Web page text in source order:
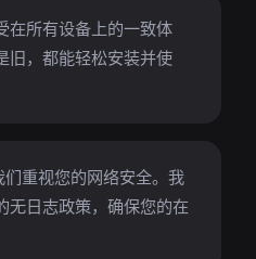
在所有设备上的一致体
旧，都能轻松安装并使
重视您的网络安全。我
无日志政策，确保您的在